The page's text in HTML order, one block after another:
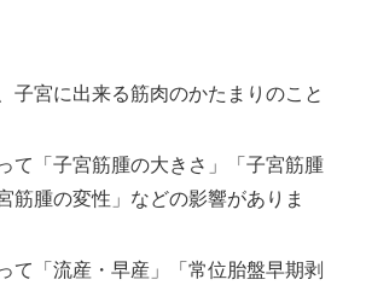
子宮に出来る筋肉のかたまりのこと
て「子宮筋腫の大きさ」「子宮筋腫
筋腫の変性」などの影響がありま
て「流産・早産」「常位胎盤早期剥